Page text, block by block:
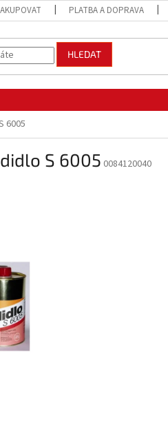
PLATBA A DOPRAVA
HLEDAT
6005
S 6005 0084120040